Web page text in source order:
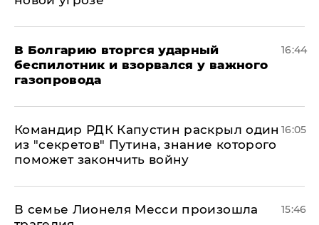
В Болгарию вторгся ударный
беспилотник и взорвался у важного
газопровода
16:44
Командир РДК Капустин раскрыл один
из "секретов" Путина, знание которого
поможет закончить войну
16:05
В семье Лионеля Месси произошла
15:46